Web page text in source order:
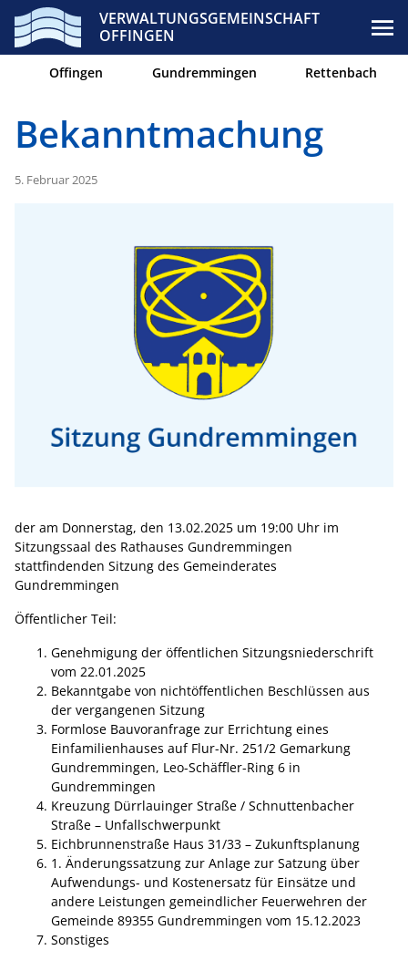
VERWALTUNGSGEMEINSCHAFT
OFFINGEN
Offingen Gundremmingen Rettenbach
Bekanntmachung
5. Februar 2025
der am Donnerstag, den 13.02.2025 um 19:00 Uhr im
Sitzungssaal des Rathauses Gundremmingen
stattfindenden Sitzung des Gemeinderates
Gundremmingen
Öffentlicher Teil:
Genehmigung der öffentlichen Sitzungsniederschrift
vom 22.01.2025
Bekanntgabe von nichtöffentlichen Beschlüssen aus
der vergangenen Sitzung
Formlose Bauvoranfrage zur Errichtung eines
Einfamilienhauses auf Flur-Nr. 251/2 Gemarkung
Gundremmingen, Leo-Schäffler-Ring 6 in
Gundremmingen
Kreuzung Dürrlauinger Straße / Schnuttenbacher
Straße – Unfallschwerpunkt
Eichbrunnenstraße Haus 31/33 – Zukunftsplanung
1. Änderungssatzung zur Anlage zur Satzung über
Aufwendungs- und Kostenersatz für Einsätze und
andere Leistungen gemeindlicher Feuerwehren der
Gemeinde 89355 Gundremmingen vom 15.12.2023
Sonstiges